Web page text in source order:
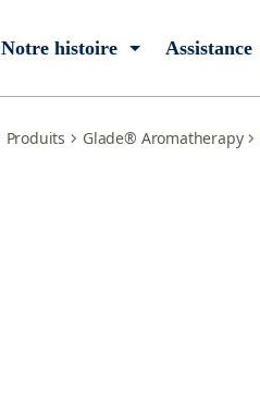
Notre histoire Assistance
Produits Glade® Aromatherapy